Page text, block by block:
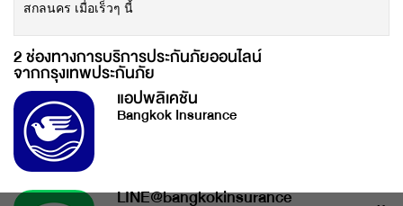
สกลนคร เมื่อเร็วๆ นี้
2 ช่องทางการบริการประกันภัยออนไลน์
จากกรุงเทพประกันภัย
แอปพลิเคชัน
Bangkok Insurance
LINE@bangkokinsurance